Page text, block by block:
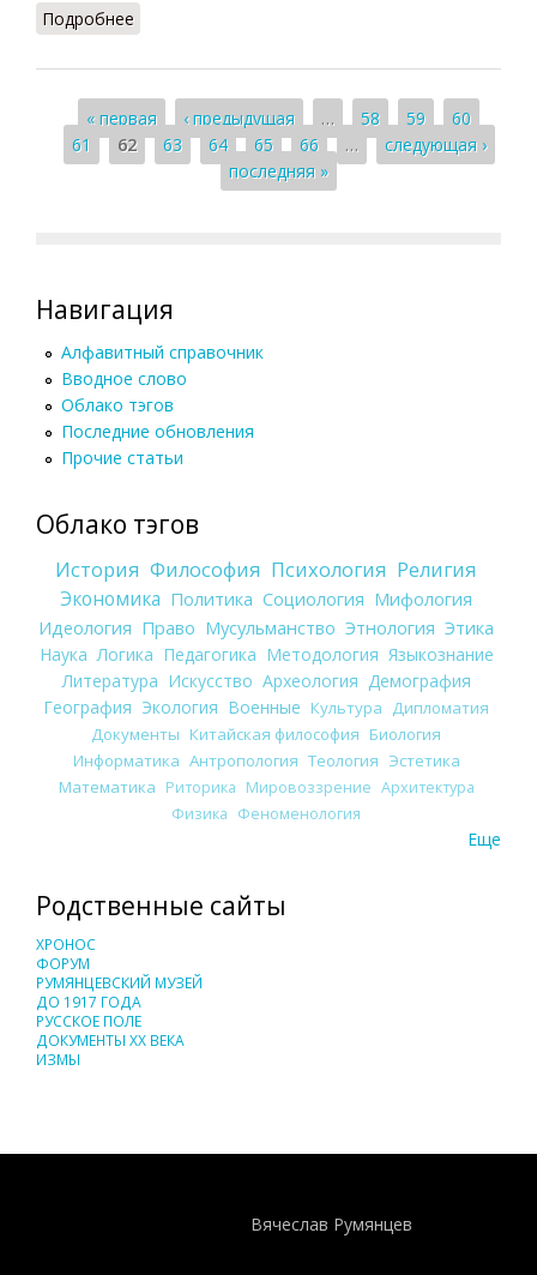
Подробнее
Страницы
« первая ‹ предыдущая … 58 59
60
61
62 63 64 65 66 …
следующая ›
последняя »
Навигация
Алфавитный справочник
Вводное слово
Облако тэгов
Последние обновления
Прочие статьи
Облако тэгов
История Философия Психология Религия
Экономика Политика Социология Мифология
Идеология Право Мусульманство Этнология Этика
Наука Логика Педагогика Методология Языкознание
Литература Искусство Археология Демография
География Экология Военные Культура
Дипломатия
Документы Китайская философия Биология
Информатика Антропология Теология Эстетика
Математика Риторика Мировоззрение Архитектура
Физика Феноменология
Еще
Родственные сайты
ХРОНОС
ФОРУМ
РУМЯНЦЕВСКИЙ МУЗЕЙ
ДО 1917 ГОДА
РУССКОЕ ПОЛЕ
ДОКУМЕНТЫ XX ВЕКА
ИЗМЫ
Вячеслав Румянцев